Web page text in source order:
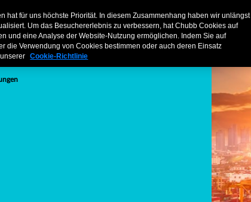
Lösungen Branchen
& Partner Über Chubb
hat für uns höchste Priorität. In diesem Zusammenhang haben wir unlängst
Um das Besuchererlebnis zu verbessern, hat Chubb Cookies auf
und eine Analyse der Website-Nutzung ermöglichen. Indem Sie auf
die Verwendung von Cookies bestimmen oder auch deren Einsatz
Cookie-Richtlinie